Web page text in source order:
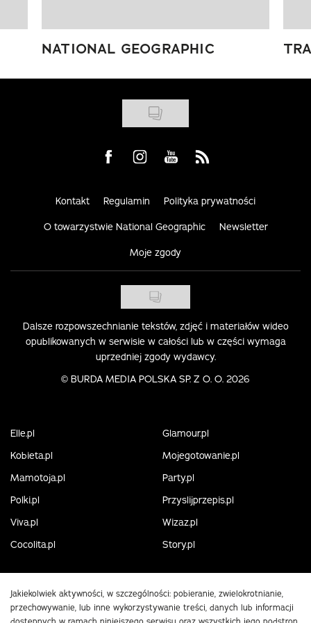
NATIONAL GEOGRAPHIC
Visit us on Facebook
Visit us on Instagram
Visit us on Youtube
Visit us on Rss
Kontakt Regulamin Polityka prywatności
O towarzystwie National Geographic Newsletter
Moje zgody
Dalsze rozpowszechnianie tekstów, zdjęć i materiałów wideo
opublikowanych w serwisie w całości lub w części wymaga
uprzedniej zgody wydawcy.
© BURDA MEDIA POLSKA SP. Z O. O. 2026
Elle.pl
Glamour.pl
Kobieta.pl
Mojegotowanie.pl
Mamotoja.pl
Party.pl
Polki.pl
Przyslijprzepis.pl
Viva.pl
Wizaz.pl
Cocolita.pl
Story.pl
Jakiekolwiek aktywności, w szczególności: pobieranie, zwielokrotnianie,
przechowywanie, lub inne wykorzystywanie treści, danych lub informacji